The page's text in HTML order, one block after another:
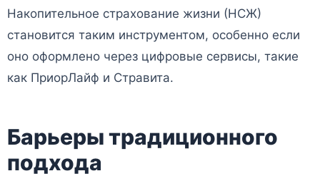
Накопительное страхование жизни (НСЖ)
становится таким инструментом, особенно если
оно оформлено через цифровые сервисы, такие
как ПриорЛайф и Стравита.
Барьеры традиционного
подхода